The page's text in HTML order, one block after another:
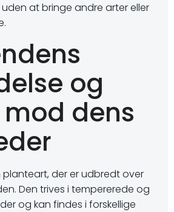
at bringe andre arter eller
og
dens
der er udbredt over
Den trives i tempererede og
og kan findes i forskellige